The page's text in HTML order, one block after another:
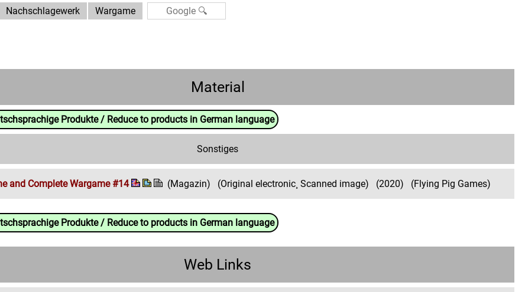
Nachschlagewerk Wargame
Material
Produkte / Reduce to products in German language
Sonstiges
and Complete Wargame #14 (Magazin) (Original electronic¸ Scanned image) (2020) (Flying Pig Games)
Produkte / Reduce to products in German language
Web Links